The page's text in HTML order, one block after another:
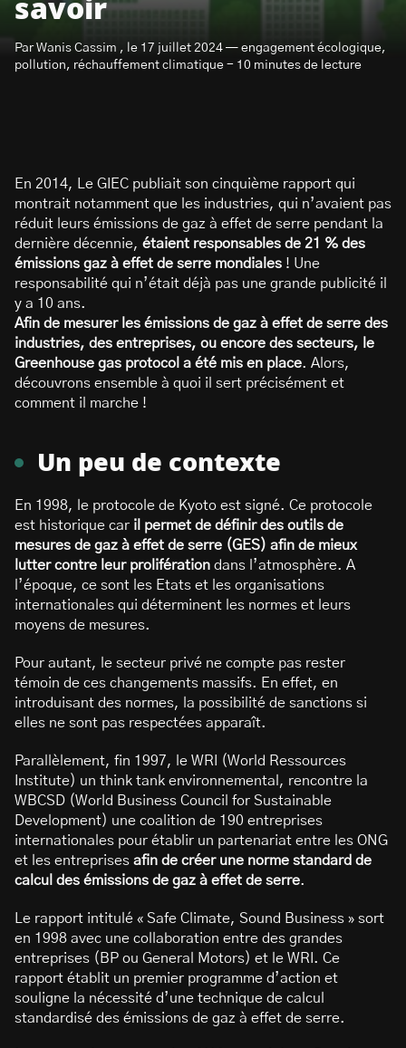
savoir
Par Wanis Cassim , le 17 juillet 2024 — engagement écologique,
pollution, réchauffement climatique - 10 minutes de lecture
En 2014, Le GIEC publiait son cinquième rapport qui
montrait notamment que les industries, qui n’avaient pas
réduit leurs émissions de gaz à effet de serre pendant la
dernière décennie, étaient responsables de 21 % des
émissions gaz à effet de serre mondiales ! Une
responsabilité qui n’était déjà pas une grande publicité il
y a 10 ans.
Afin de mesurer les émissions de gaz à effet de serre des
industries, des entreprises, ou encore des secteurs, le
Greenhouse gas protocol a été mis en place. Alors,
découvrons ensemble à quoi il sert précisément et
comment il marche !
Un peu de contexte
En 1998, le protocole de Kyoto est signé. Ce protocole
est historique car il permet de définir des outils de
mesures de gaz à effet de serre (GES) afin de mieux
lutter contre leur prolifération dans l’atmosphère. A
l’époque, ce sont les Etats et les organisations
internationales qui déterminent les normes et leurs
moyens de mesures.
Pour autant, le secteur privé ne compte pas rester
témoin de ces changements massifs. En effet, en
introduisant des normes, la possibilité de sanctions si
elles ne sont pas respectées apparaît.
Parallèlement, fin 1997, le WRI (World Ressources
Institute) un think tank environnemental, rencontre la
WBCSD (World Business Council for Sustainable
Development) une coalition de 190 entreprises
internationales pour établir un partenariat entre les ONG
et les entreprises afin de créer une norme standard de
calcul des émissions de gaz à effet de serre.
Le rapport intitulé « Safe Climate, Sound Business » sort
en 1998 avec une collaboration entre des grandes
entreprises (BP ou General Motors) et le WRI. Ce
rapport établit un premier programme d’action et
souligne la nécessité d’une technique de calcul
standardisé des émissions de gaz à effet de serre.